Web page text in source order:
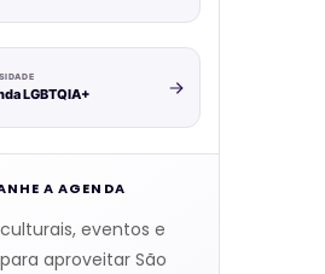
LGBTQIA+
A AGENDA
eventos e
aproveitar São